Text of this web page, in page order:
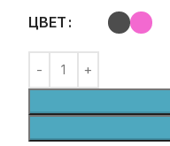
ЦВЕТ